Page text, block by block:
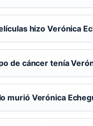
hizo Verónica
de cáncer tenía
murió Verónica